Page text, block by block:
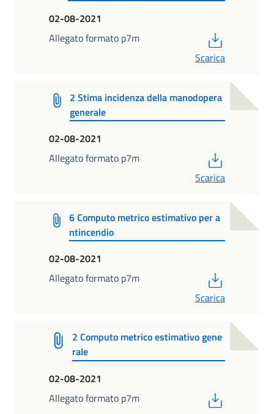
02-08-2021
Allegato formato p7m
Scarica
2 Stima incidenza della manodopera
generale
02-08-2021
Allegato formato p7m
Scarica
6 Computo metrico estimativo per a
ntincendio
02-08-2021
Allegato formato p7m
Scarica
2 Computo metrico estimativo gene
rale
02-08-2021
Allegato formato p7m